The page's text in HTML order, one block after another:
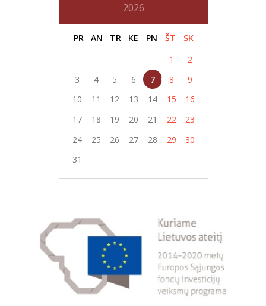
2026
PR AN TR KE PN ŠT
SK
1
2
3
4 5 6 7 8
9
10
11 12 13 14 15
16
17
18 19 20 21 22
23
24
25 26 27 28 29
30
31